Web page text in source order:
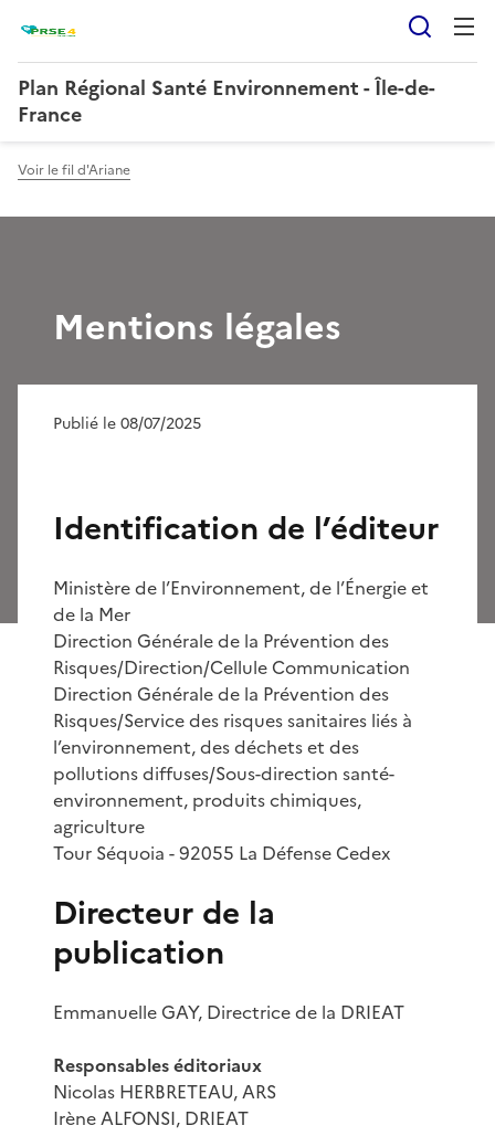
Plan Régional Santé Environnement - Île-de-
France
Voir le fil d'Ariane
Mentions légales
Publié le 08/07/2025
Identification de l’éditeur
Ministère de l’Environnement, de l’Énergie et
de la Mer
Direction Générale de la Prévention des
Risques/Direction/Cellule Communication
Direction Générale de la Prévention des
Risques/Service des risques sanitaires liés à
l’environnement, des déchets et des
pollutions diffuses/Sous-direction santé-
environnement, produits chimiques,
agriculture
Tour Séquoia - 92055 La Défense Cedex
Directeur de la
publication
Emmanuelle GAY, Directrice de la DRIEAT
Responsables éditoriaux
Nicolas HERBRETEAU, ARS
Irène ALFONSI, DRIEAT